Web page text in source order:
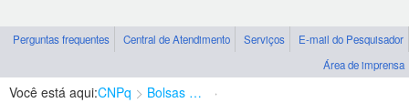
Perguntas frequentes Central de Atendimento Serviços
E-mail do Pesquisador
Área de imprensa
Você está aqui:CNPq Bolsas e Auxílios Vigentes